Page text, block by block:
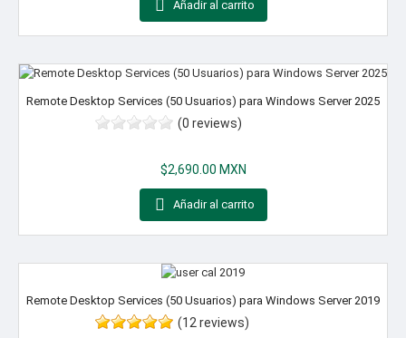
 Añadir al carrito
Remote Desktop Services (50 Usuarios) para Windows Server 2025
(0 reviews)
$2,690.00 MXN
 Añadir al carrito
Remote Desktop Services (50 Usuarios) para Windows Server 2019
(12 reviews)